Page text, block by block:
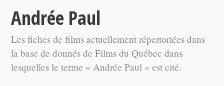
Andrée Paul
Les fiches de films actuellement répertoriées dans
la base de donnés de Films du Québec dans
lesquelles le terme « Andrée Paul » est cité.